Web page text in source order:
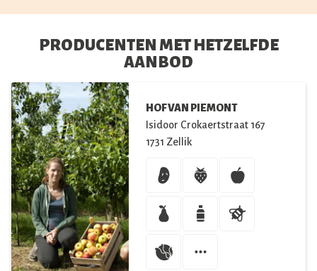
PRODUCENTEN MET HETZELFDE
AANBOD
HOF VAN PIEMONT
Isidoor Crokaertstraat 167
1731 Zellik